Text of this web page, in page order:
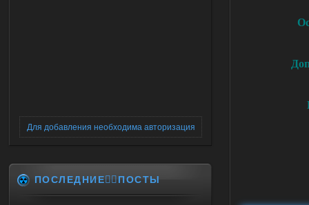
Для добавления необходима авторизация
ПОСЛЕДНИЕ✍🏻ПОСТЫ